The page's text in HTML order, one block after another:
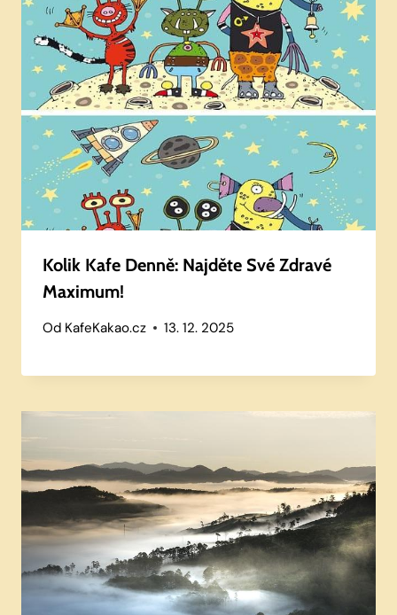
Kolik Kafe Denně: Najděte Své Zdravé
Maximum!
Od KafeKakao.cz 13. 12. 2025